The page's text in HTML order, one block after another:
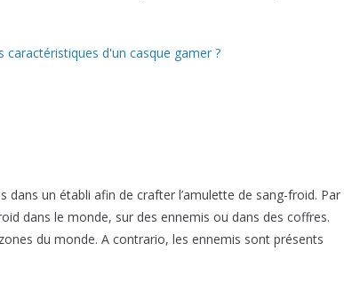
caractéristiques d'un casque gamer ?
un établi afin de crafter l’amulette de sang-froid. Par
dans le monde, sur des ennemis ou dans des coffres.
du monde. A contrario, les ennemis sont présents